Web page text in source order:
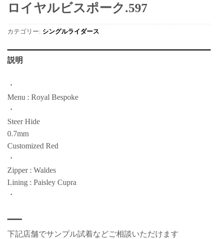
ロイヤルビスポーク.597
カテゴリー: シングルライダース
説明
・
Menu : Royal Bespoke
・
Steer Hide
0.7mm
Customized Red
・
Zipper : Waldes
Lining : Paisley Cupra
・
下記店舗でサンプル試着などご相談いただけます